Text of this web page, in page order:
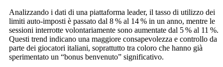
Analizzando i dati di una piattaforma leader, il tasso di utilizzo dei
limiti auto‑imposti è passato dal 8 % al 14 % in un anno, mentre le
sessioni interrotte volontariamente sono aumentate dal 5 % al 11 %.
Questi trend indicano una maggiore consapevolezza e controllo da
parte dei giocatori italiani, soprattutto tra coloro che hanno già
sperimentato un “bonus benvenuto” significativo.